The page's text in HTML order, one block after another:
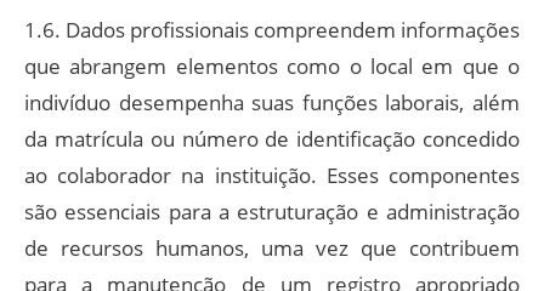
1.6. Dados profissionais compreendem informações
que abrangem elementos como o local em que o
indivíduo desempenha suas funções laborais, além
da matrícula ou número de identificação concedido
ao colaborador na instituição. Esses componentes
são essenciais para a estruturação e administração
de recursos humanos, uma vez que contribuem
para a manutenção de um registro apropriado